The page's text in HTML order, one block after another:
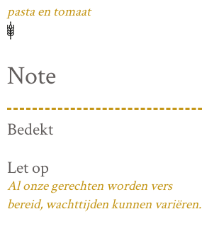
pasta en tomaat
Note
Bedekt
Let op
Al onze gerechten worden vers
bereid, wachttijden kunnen variëren.